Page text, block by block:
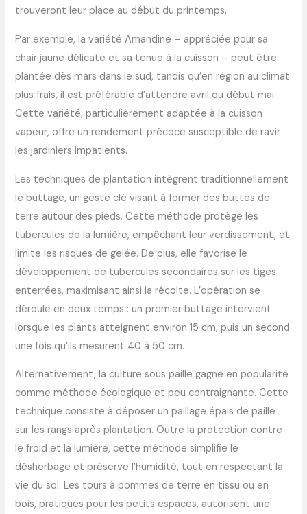
trouveront leur place au début du printemps.
Par exemple, la variété Amandine – appréciée pour sa
chair jaune délicate et sa tenue à la cuisson – peut être
plantée dès mars dans le sud, tandis qu’en région au climat
plus frais, il est préférable d’attendre avril ou début mai.
Cette variété, particulièrement adaptée à la cuisson
vapeur, offre un rendement précoce susceptible de ravir
les jardiniers impatients.
Les techniques de plantation intègrent traditionnellement
le buttage, un geste clé visant à former des buttes de
terre autour des pieds. Cette méthode protège les
tubercules de la lumière, empêchant leur verdissement, et
limite les risques de gelée. De plus, elle favorise le
développement de tubercules secondaires sur les tiges
enterrées, maximisant ainsi la récolte. L’opération se
déroule en deux temps : un premier buttage intervient
lorsque les plants atteignent environ 15 cm, puis un second
une fois qu’ils mesurent 40 à 50 cm.
Alternativement, la culture sous paille gagne en popularité
comme méthode écologique et peu contraignante. Cette
technique consiste à déposer un paillage épais de paille
sur les rangs après plantation. Outre la protection contre
le froid et la lumière, cette méthode simplifie le
désherbage et préserve l’humidité, tout en respectant la
vie du sol. Les tours à pommes de terre en tissu ou en
bois, pratiques pour les petits espaces, autorisent une